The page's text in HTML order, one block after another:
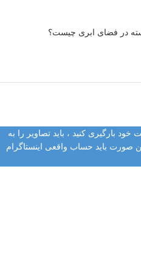
در فضای ابری چیست؟
بارگیری کنید ، باید تصاویر را به
صورت باید حساب واقعی اینستاگرام